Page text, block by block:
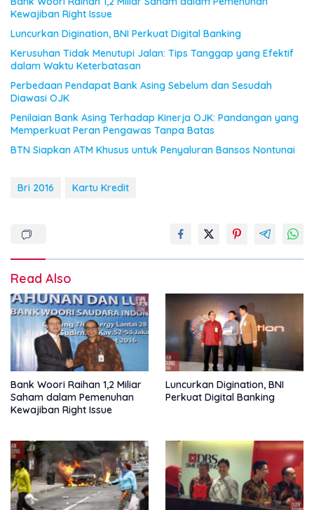
Kewajiban Right Issue
Luncurkan Digination, BNI Perkuat Digital Banking
Kerusuhan Tidak Menutupi Jalan: Tips Tanggap yang Efektif
dalam Waktu Keterbatasan
Perbedaan Pendapat Bank Asing Sebelum dan Sesudah
Diawasi OJK
Penilaian Bank Asing Terhadap Kinerja OJK: Pandangan yang
Memperkuat Peran Pengawas Tanpa Batas
BTN Siapkan ATM Khusus untuk Penyaluran Bansos Nontunai
Bri 2016 Kartu Kredit
Read Also
Bank Woori Raihan 1,2 Miliar
Saham dalam Pemenuhan
Kewajiban Right Issue
Luncurkan Digination, BNI
Perkuat Digital Banking